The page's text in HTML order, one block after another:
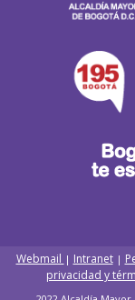
Webmail | Intranet|
privacidad y